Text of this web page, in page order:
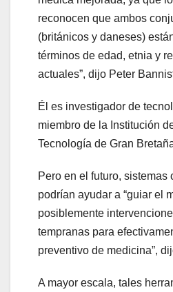
reconocen que ambos
(británicos y daneses)
términos de edad, etnia y
actuales”, dijo Peter
Él es investigador de
miembro de la Institución
Tecnología de Gran
Pero en el futuro, sistemas
podrían ayudar a “guiar el
posiblemente
tempranas para
preventivo de medicina”,
A mayor escala, tales